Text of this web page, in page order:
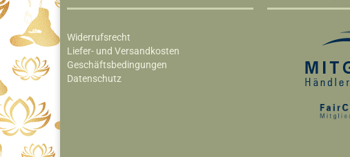
Widerrufsrecht
Liefer- und Versandkosten
Geschäftsbedingungen
Datenschutz